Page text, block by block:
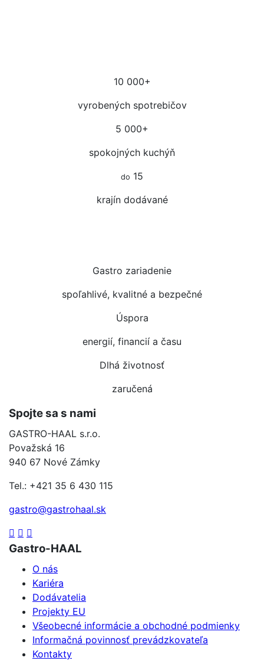
10 000+
vyrobených spotrebičov
5 000+
spokojných kuchýň
do 15
krajín dodávané
Gastro zariadenie
spoľahlivé, kvalitné a bezpečné
Úspora
energií, financií a času
Dlhá životnosť
zaručená
Spojte sa s nami
GASTRO-HAAL s.r.o.
Považská 16
940 67 Nové Zámky
Tel.: +421 35 6 430 115
gastro@gastrohaal.sk
Gastro-HAAL
O nás
Kariéra
Dodávatelia
Projekty EU
Všeobecné informácie a obchodné podmienky
Informačná povinnosť prevádzkovateľa
Kontakty